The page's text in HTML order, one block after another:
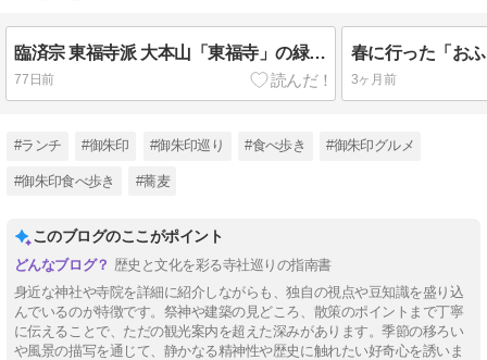
臨済宗 東福寺派 大本山「東福寺」の緑葉が綺麗でした
77日前 3ヶ月前
#ランチ #御朱印 #御朱印巡り #食べ歩き #御朱印グルメ
#御朱印食べ歩き #蕎麦
このブログのここがポイント
歴史と文化を彩る寺社巡りの指南書
身近な神社や寺院を詳細に紹介しながらも、独自の視点や豆知識を盛り込
んでいるのが特徴です。祭神や建築の見どころ、散策のポイントまで丁寧
に伝えることで、ただの観光案内を超えた深みがあります。季節の移ろい
や風景の描写を通じて、静かなる精神性や歴史に触れたい好奇心を誘いま